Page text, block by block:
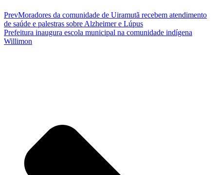
PrevMoradores da comunidade de Uiramutã recebem atendimento
de saúde e palestras sobre Alzheimer e Lúpus
Prefeitura inaugura escola municipal na comunidade indígena
Willimon